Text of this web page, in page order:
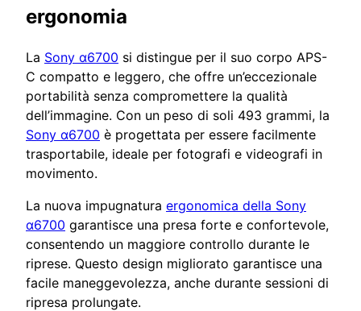
ergonomia
La Sony α6700 si distingue per il suo corpo APS-
C compatto e leggero, che offre un’eccezionale
portabilità senza compromettere la qualità
dell’immagine. Con un peso di soli 493 grammi, la
Sony α6700 è progettata per essere facilmente
trasportabile, ideale per fotografi e videografi in
movimento.
La nuova impugnatura ergonomica della Sony
α6700 garantisce una presa forte e confortevole,
consentendo un maggiore controllo durante le
riprese. Questo design migliorato garantisce una
facile maneggevolezza, anche durante sessioni di
ripresa prolungate.